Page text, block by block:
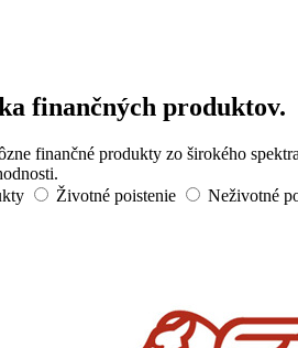
finančných produktov.
finančné produkty zo širokého
Životné poistenie Neživotné